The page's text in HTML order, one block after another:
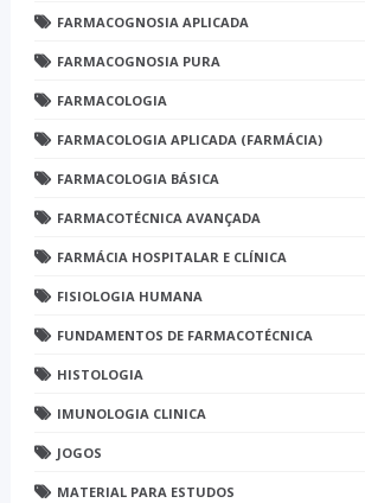
FARMACOGNOSIA APLICADA
FARMACOGNOSIA PURA
FARMACOLOGIA
FARMACOLOGIA APLICADA (FARMÁCIA)
FARMACOLOGIA BÁSICA
FARMACOTÉCNICA AVANÇADA
FARMÁCIA HOSPITALAR E CLÍNICA
FISIOLOGIA HUMANA
FUNDAMENTOS DE FARMACOTÉCNICA
HISTOLOGIA
IMUNOLOGIA CLINICA
JOGOS
MATERIAL PARA ESTUDOS